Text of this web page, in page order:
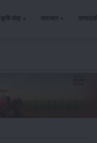
कृषि यंत्र समाचार